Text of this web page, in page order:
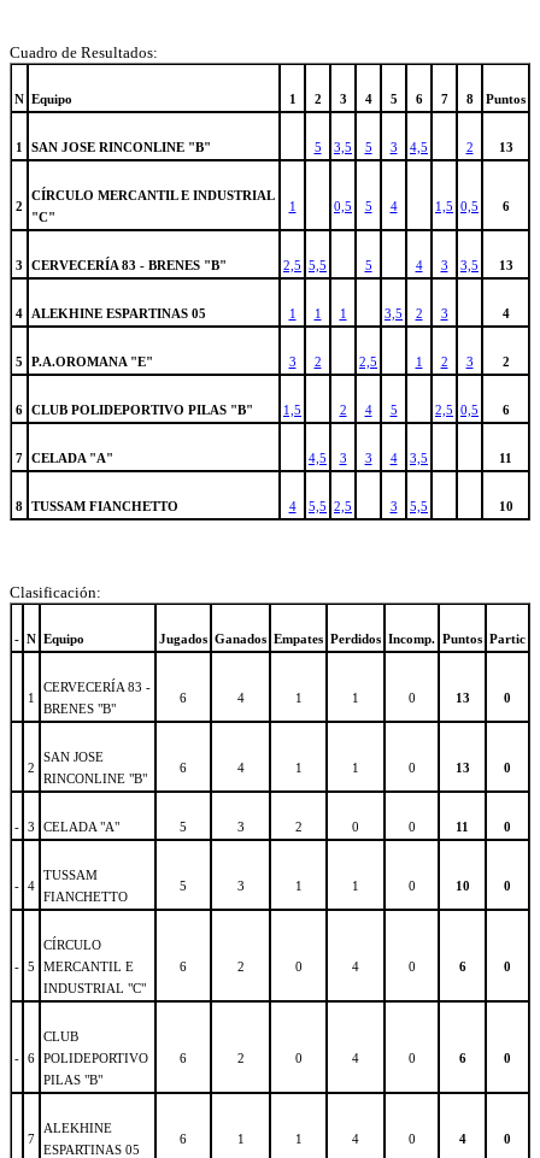
Cuadro de Resultados:
N Equipo 1 2 3 4 5 6 7 8 Puntos
1 SAN JOSE RINCONLINE "B" 5 3,5 5 3 4,5 2 13
2
CÍRCULO MERCANTIL E INDUSTRIAL
"C"
1 0,5 5 4 1,5 0,5 6
3 CERVECERÍA 83 - BRENES "B" 2,5 5,5 5 4 3 3,5 13
4 ALEKHINE ESPARTINAS 05 1 1 1 3,5 2 3 4
5 P.A.OROMANA "E" 3 2 2,5 1 2 3 2
6 CLUB POLIDEPORTIVO PILAS "B" 1,5 2 4 5 2,5 0,5 6
7 CELADA "A" 4,5 3 3 4 3,5 11
8 TUSSAM FIANCHETTO 4 5,5 2,5 3 5,5 10
Clasificación:
- N Equipo Jugados Ganados Empates Perdidos Incomp. Puntos Partic
1
CERVECERÍA 83 -
BRENES "B"
6 4 1 1 0 13 0
2
SAN JOSE
RINCONLINE "B"
6 4 1 1 0 13 0
- 3 CELADA "A" 5 3 2 0 0 11 0
- 4
TUSSAM
FIANCHETTO
5 3 1 1 0 10 0
- 5
CÍRCULO
MERCANTIL E
INDUSTRIAL "C"
6 2 0 4 0 6 0
- 6
CLUB
POLIDEPORTIVO
PILAS "B"
6 2 0 4 0 6 0
7
ALEKHINE
ESPARTINAS 05
6 1 1 4 0 4 0